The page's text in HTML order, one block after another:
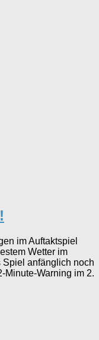
im Auftaktspiel
Wetter im
Spiel anfänglich noch
Minute-Warning im 2.